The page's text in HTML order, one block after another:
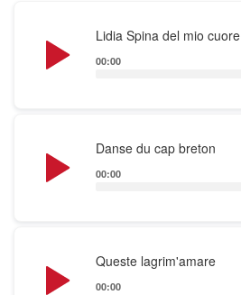
Lidia Spina del mio cuore
Player
00:00
Danse du cap breton
Player
00:00
Queste lagrim'amare
Player
00:00